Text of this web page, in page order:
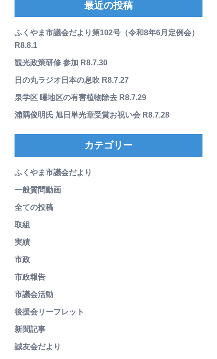
最近の投稿
ふくやま市議会だより第102号（令和8年6月定例会）
R8.8.1
観光政策研修 参加 R8.7.30
日の丸ラジオ日本の息吹 R8.7.27
泉学区 曙地区の有害植物除去 R8.7.29
浦隅俊明氏 旭日単光章受賞お祝い会 R8.7.28
カテゴリー
ふくやま市議会だより
一般質問動画
全ての投稿
取組
実績
市政
市政報告
市議会活動
後援会リーフレット
新聞記事
誠友会だより